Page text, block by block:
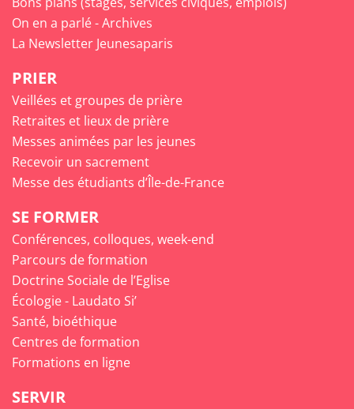
On en a parlé - Archives
La Newsletter Jeunesaparis
PRIER
Veillées et groupes de prière
Retraites et lieux de prière
Messes animées par les jeunes
Recevoir un sacrement
Messe des étudiants d’Île-de-France
SE FORMER
Conférences, colloques, week-end
Parcours de formation
Doctrine Sociale de l’Eglise
Écologie - Laudato Si’
Santé, bioéthique
Centres de formation
Formations en ligne
SERVIR